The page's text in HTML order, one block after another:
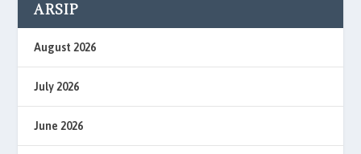
ARSIP
August 2026
July 2026
June 2026